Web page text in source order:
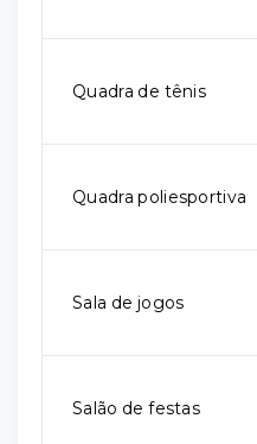
Quadra de tênis
Quadra poliesportiva
Sala de jogos
Salão de festas